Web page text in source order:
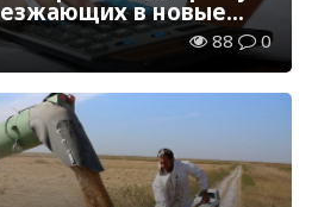
в новые
88 0